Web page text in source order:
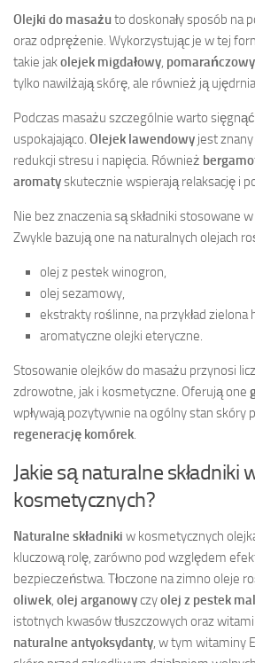
Olejki do masażuto doskonały sposób na
oraz odprężenie. Wykorzystując je w tej
takie jakolejek migdałowy, pomarańczowy
tylko nawilżają skórę, ale również ją
Podczas masażu szczególnie warto sięgnąć
uspokajająco. Olejek lawendowy jest
redukcji stresu i napięcia. Również
aromatyskutecznie wspierają relaksację i
Nie bez znaczenia są składniki stosowane
Zwykle bazują one na naturalnych olejach
olej z pestek winogron,
olej sezamowy,
ekstrakty roślinne, na przykład zielona
aromatyczne olejki eteryczne.
Stosowanie olejków do masażu przynosi
zdrowotne, jak i kosmetyczne. Oferują one
wpływają pozytywnie na ogólny stan skóry
regenerację komórek.
Jakie są naturalne składniki
kosmetycznych?
Naturalne składniki w kosmetycznych
kluczową rolę, zarówno pod względem
bezpieczeństwa. Tłoczone na zimno oleje
oliwek, olej arganowyczyolej z pestek
istotnych kwasów tłuszczowych oraz
naturalne antyoksydanty, w tym witaminy